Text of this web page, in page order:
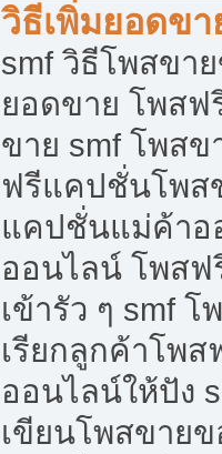
วิธีเพิ่มยอดข
smf วิธีโพสขา
ยอดขาย โพสฟ
ขาย smf โพส
ฟรีแคปชั่นโพส
แคปชั่นแม่ค้า
ออนไลน์ โพสฟ
เข้ารัว ๆ smf
เรียกลูกค้าโพส
ออนไลน์ให้ปัง
เขียนโพสขาย